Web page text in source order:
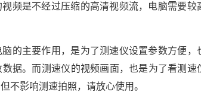
频是不经过压缩的高清视频流，电脑需要较
的主要作用，是为了测速仪设置参数方便，
据。而测速仪的视频画面，也是为了看测
不影响测速拍照，请放心使用。